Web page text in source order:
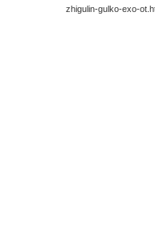
zhigulin-gulko-exo-